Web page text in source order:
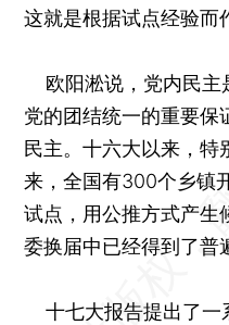
这就是根据试点经验而
欧阳淞说，党内民主
党的团结统一的重要保
民主。十六大以来，特
来，全国有300个乡镇
试点，用公推方式产生
委换届中已经得到了普
十七大报告提出了一